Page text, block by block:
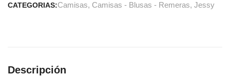
CATEGORIAS:Camisas, Camisas - Blusas - Remeras, Jessy
Descripción